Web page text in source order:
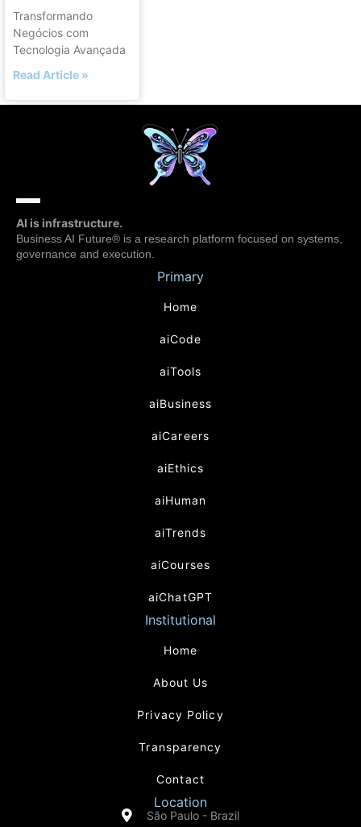
Transformando
Negócios com
Tecnologia Avançada
Read Article »
AI is infrastructure.
Business AI Future® is a research platform focused on systems,
governance and execution.
Primary
Home
aiCode
aiTools
aiBusiness
aiCareers
aiEthics
aiHuman
aiTrends
aiCourses
aiChatGPT
Institutional
Home
About Us
Privacy Policy
Transparency
Contact
Location
São Paulo - Brazil